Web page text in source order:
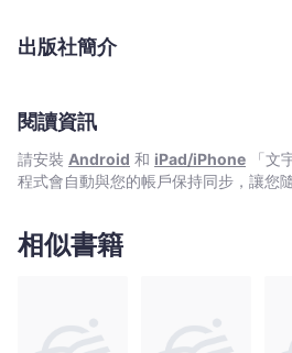
出版雙年獎」。 馬星原，香港著名漫畫家，水墨畫家。興趣廣泛﹑
別樹立於九龍公園及香港灣仔會展金紫
出版社簡介
閱讀資訊
請安裝 Android 和 iPad/iPhone 「文
程式會自動與您的帳戶保持同步，讓您
相似書籍